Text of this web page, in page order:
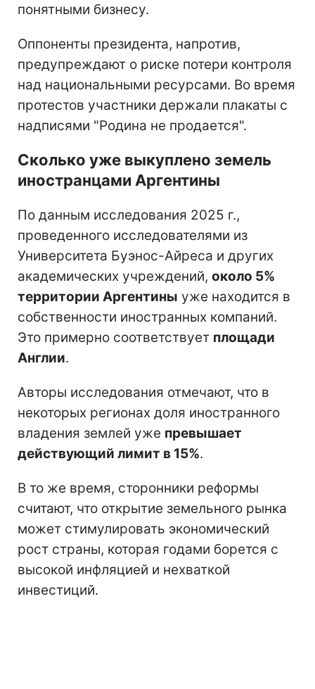
понятными бизнесу.
Оппоненты президента, напротив,
предупреждают о риске потери контроля
над национальными ресурсами. Во время
протестов участники держали плакаты с
надписями "Родина не продается".
Сколько уже выкуплено земель
иностранцами Аргентины
По данным исследования 2025 г.,
проведенного исследователями из
Университета Буэнос-Айреса и других
академических учреждений, около 5%
территории Аргентины уже находится в
собственности иностранных компаний.
Это примерно соответствует площади
Англии.
Авторы исследования отмечают, что в
некоторых регионах доля иностранного
владения землей уже превышает
действующий лимит в 15%.
В то же время, сторонники реформы
считают, что открытие земельного рынка
может стимулировать экономический
рост страны, которая годами борется с
высокой инфляцией и нехваткой
инвестиций.